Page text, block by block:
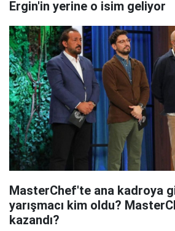
Ergin'in yerine o isim geliyor
MasterChef'te ana kadroya
yarışmacı kim oldu?
kazandı?